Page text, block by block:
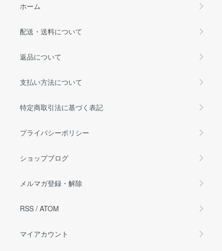
ホーム
配送・送料について
返品について
支払い方法について
特定商取引法に基づく表記
プライバシーポリシー
ショップブログ
メルマガ登録・解除
RSS / ATOM
マイアカウント